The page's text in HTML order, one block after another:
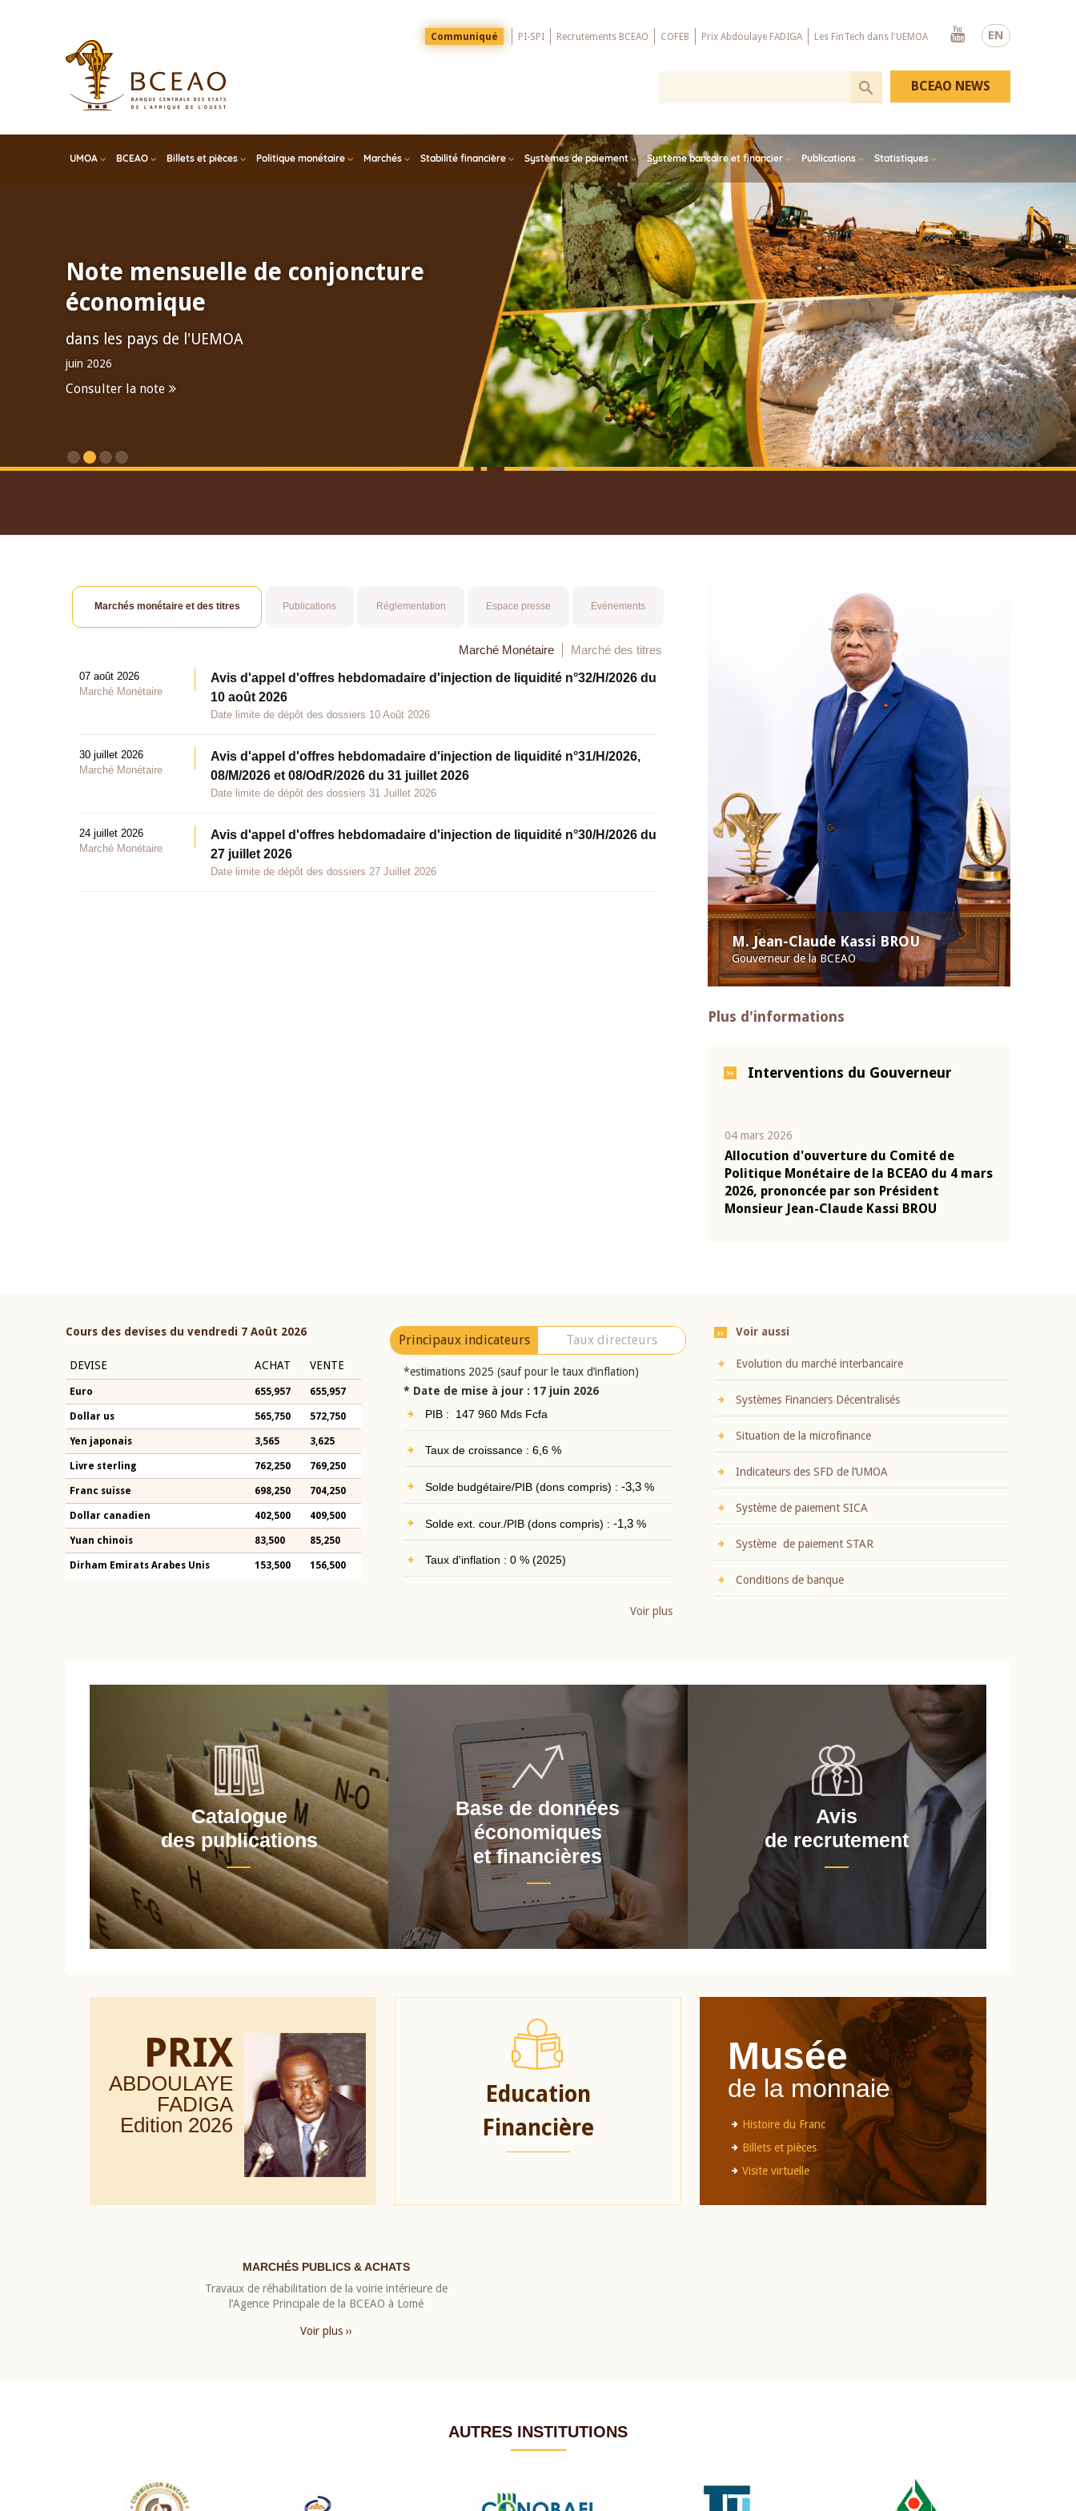
EN
Menu
Top
Communiqué PI-SPI Recrutements BCEAO COFEB Prix Abdoulaye FADIGA Les FinTech dans l'UEMOA
Youtube
UMOA BCEAO Billets et pièces Politique monétaire Marchés Stabilité financière Systèmes de paiement Système bancaire et financier Publications Statistiques
BCEAO NEWS
Note mensuelle de conjoncture
économique
dans les pays de l'UEMOA
juin 2026
Consulter la note
M. Jean-Claude Kassi BROU
Gouverneur de la BCEAO
Plus d'informations
Interventions du Gouverneur
04 mars 2026
Allocution d'ouverture du Comité de
Politique Monétaire de la BCEAO du 4 mars
2026, prononcée par son Président
Monsieur Jean-Claude Kassi BROU
Marchés monétaire et des titres Publications Réglementation Espace presse Evénements
Marché Monétaire Marché des titres
07 août 2026
Marché Monétaire
Avis d'appel d'offres hebdomadaire d'injection de liquidité n°32/H/2026 du
10 août 2026
Date limite de dépôt des dossiers 10 Août 2026
30 juillet 2026
Marché Monétaire
Avis d'appel d'offres hebdomadaire d'injection de liquidité n°31/H/2026,
08/M/2026 et 08/OdR/2026 du 31 juillet 2026
Date limite de dépôt des dossiers 31 Juillet 2026
24 juillet 2026
Marché Monétaire
Avis d'appel d'offres hebdomadaire d'injection de liquidité n°30/H/2026 du
27 juillet 2026
Date limite de dépôt des dossiers 27 Juillet 2026
Cours des devises du vendredi 7 Août 2026
DEVISE ACHAT VENTE
Euro 655,957 655,957
Dollar us 565,750 572,750
Yen japonais 3,565 3,625
Livre sterling 762,250 769,250
Franc suisse 698,250 704,250
Dollar canadien 402,500 409,500
Yuan chinois 83,500 85,250
Dirham Emirats Arabes Unis 153,500 156,500
Principaux indicateurs Taux directeurs
*estimations 2025 (sauf pour le taux d’inflation)
* Date de mise à jour : 17 juin 2026
PIB : 147 960 Mds Fcfa
Taux de croissance : 6,6 %
Solde budgétaire/PIB (dons compris) : -3,3%
Solde ext. cour./PIB (dons compris) : -1,3%
Taux d'inflation : 0 % (2025)
Voir plus
Voir aussi
Evolution du marché interbancaire
Systèmes Financiers Décentralisés
Situation de la microfinance
Indicateurs des SFD de l’UMOA
Système de paiement SICA
Système de paiement STAR
Conditions de banque
Catalogue
des publications
Base de données
économiques
et financières
Avis
de recrutement
PRIX
ABDOULAYE
FADIGA
Edition 2026
Education
Financière
Musée
de la monnaie
Histoire du Franc
Billets et pièces
Visite virtuelle
MARCHÉS PUBLICS & ACHATS
Travaux de réhabilitation de la voirie intérieure de
l’Agence Principale de la BCEAO à Lomé
Voir plus ››
AUTRES INSTITUTIONS